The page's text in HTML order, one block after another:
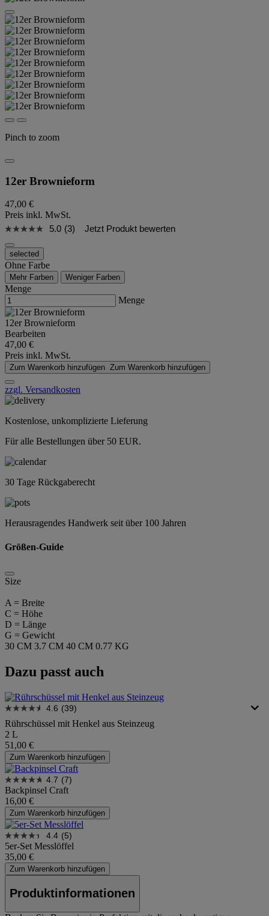
Pinch to zoom
12er Brownieform
47,00 €
Preis inkl. MwSt.
5.0 (3) Jetzt Produkt bewerten
selected
Ohne Farbe
Mehr Farben Weniger Farben
Menge
Menge
12er Brownieform
Bearbeiten
47,00 €
Preis inkl. MwSt.
Zum Warenkorb hinzufügen Zum Warenkorb hinzufügen
zzgl. Versandkosten
Kostenlose, unkomplizierte Lieferung
Für alle Bestellungen über 50 EUR.
30 Tage Rückgaberecht
Herausragendes Handwerk seit über 100 Jahren
Größen-Guide
Size
A = Breite
C = Höhe
D = Länge
G = Gewicht
30 CM 3.7 CM 40 CM 0.77 KG
Dazu passt auch
4.6 (39)
Rührschüssel mit Henkel aus Steinzeug
2 L
51,00 €
Zum Warenkorb hinzufügen
4.7 (7)
Backpinsel Craft
16,00 €
Zum Warenkorb hinzufügen
4.4 (5)
5er-Set Messlöffel
35,00 €
Zum Warenkorb hinzufügen
Produktinformationen